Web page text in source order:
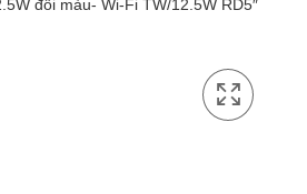
đổi màu- Wi-Fi TW/12.5W RD5″